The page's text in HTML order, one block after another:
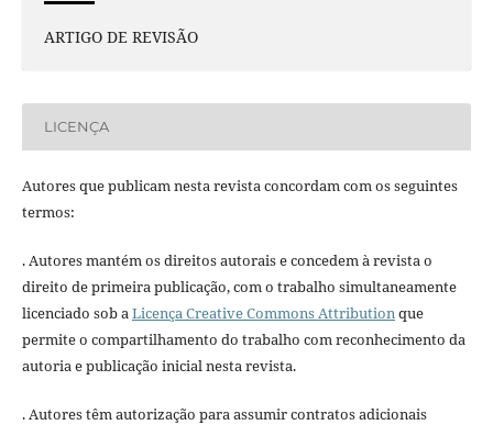
ARTIGO DE REVISÃO
LICENÇA
Autores que publicam nesta revista concordam com os seguintes
termos:
. Autores mantém os direitos autorais e concedem à revista o
direito de primeira publicação, com o trabalho simultaneamente
licenciado sob aLicença Creative Commons Attributionque
permite o compartilhamento do trabalho com reconhecimento da
autoria e publicação inicial nesta revista.
. Autores têm autorização para assumir contratos adicionais